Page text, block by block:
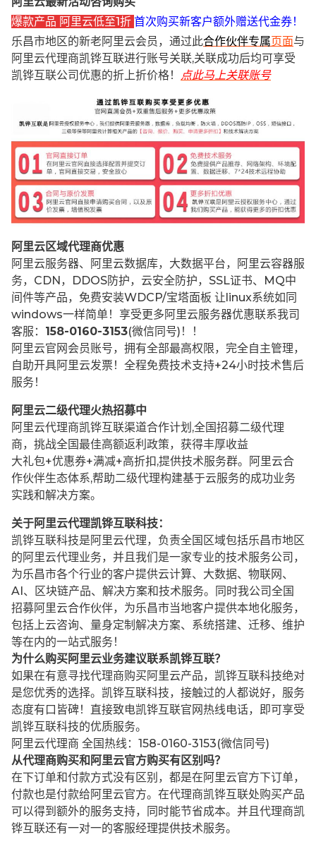
爆款产品 阿里云低至1折 首次购买新客户额外赠送代金券！
乐昌市地区的新老阿里云会员，通过此合作伙伴专属页面与
阿里云代理商凯铧互联进行账号关联,关联成功后均可享受
凯铧互联公司优惠的折上折价格！
点此马上关联账号
阿里云区域代理商优惠
阿里云服务器、阿里云数据库，大数据平台，阿里云容器服
务，CDN，DDOS防护，云安全防护，SSL证书、MQ中
间件等产品，免费安装WDCP/宝塔面板 让 linux系统如同
windows一样简单！享受更多阿里云服务器优惠联系我司
客服： 158-0160-3153(微信同号)！！
阿里云官网会员账号，拥有全部最高权限，完全自主管理，
自助开具阿里云发票！全程免费技术支持+24小时技术售后
服务！
阿里云二级代理火热招募中
阿里云代理商凯铧互联渠道合作计划,全国招募二级代理
商，挑战全国最佳高额返利政策，获得丰厚收益
大礼包+优惠券+满减+高折扣,提供技术服务群。阿里云合
作伙伴生态体系,帮助二级代理构建基于云服务的成功业务
实践和解决方案。
关于阿里云代理凯铧互联科技：
凯铧互联科技是阿里云代理，负责全国区域包括乐昌市地区
的阿里云代理业务，并且我们是一家专业的技术服务公司，
为乐昌市各个行业的客户提供云计算、大数据、物联网、
AI、区块链产品、解决方案和技术服务。同时我公司全国
招募阿里云合作伙伴，为乐昌市当地客户提供本地化服务，
包括上云咨询、量身定制解决方案、系统搭建、迁移、维护
等在内的一站式服务！
为什么购买阿里云业务建议联系凯铧互联？
如果在有意寻找代理商购买阿里云产品，凯铧互联科技绝对
是您优秀的选择。凯铧互联科技，接触过的人都说好，服务
态度有口皆碑！直接致电凯铧互联官网热线电话，即可享受
凯铧互联科技的优质服务。
阿里云代理商 全国热线：158-0160-3153(微信同号)
从代理商购买和阿里云官方购买有区别吗？
在下订单和付款方式没有区别，都是在阿里云官方下订单，
付款也是付款给阿里云官方。在代理商凯铧互联处购买产品
可以得到额外的服务支持，同时能节省成本。并且代理商凯
铧互联还有一对一的客服经理提供技术服务。